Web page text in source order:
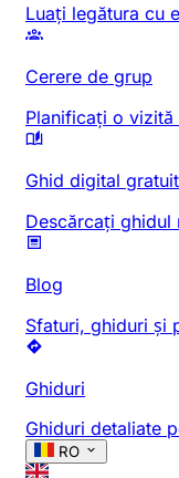
Luați legătura cu
Cerere de grup
Planificați o vizită
Ghid digital
Descărcați
Blog
Sfaturi, ghiduri și
Ghiduri
Ghiduri detaliate
RO